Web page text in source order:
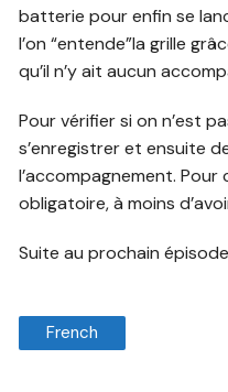
batterie pour enfin se
l’on “entende”la grille
qu’il n’y ait aucun
Pour vérifier si on n’est
s’enregistrer et ensuite
l’accompagnement.
obligatoire, à moins
Suite au prochain
French